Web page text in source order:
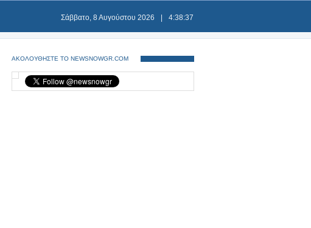
Σάββατο, 8 Αυγούστου 2026 4:38:37
ΑΚΟΛΟΥΘΗΣΤΕ ΤΟ NEWSNOWGR.COM